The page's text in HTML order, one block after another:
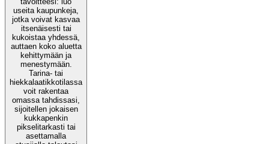
useita kaupunkeja,
jotka voivat kasvaa
itsenäisesti tai
kukoistaa yhdessä,
auttaen koko aluetta
kehittymään ja
menestymään.
Tarina- tai
hiekkalaatikkotilassa
voit rakentaa
omassa tahdissasi,
sijoitellen jokaisen
kukkapenkin
pikselitarkasti tai
asettamalla